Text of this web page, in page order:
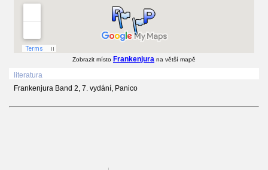
Zobrazit místo Frankenjura na větší mapě
literatura
Frankenjura Band 2, 7. vydání, Panico